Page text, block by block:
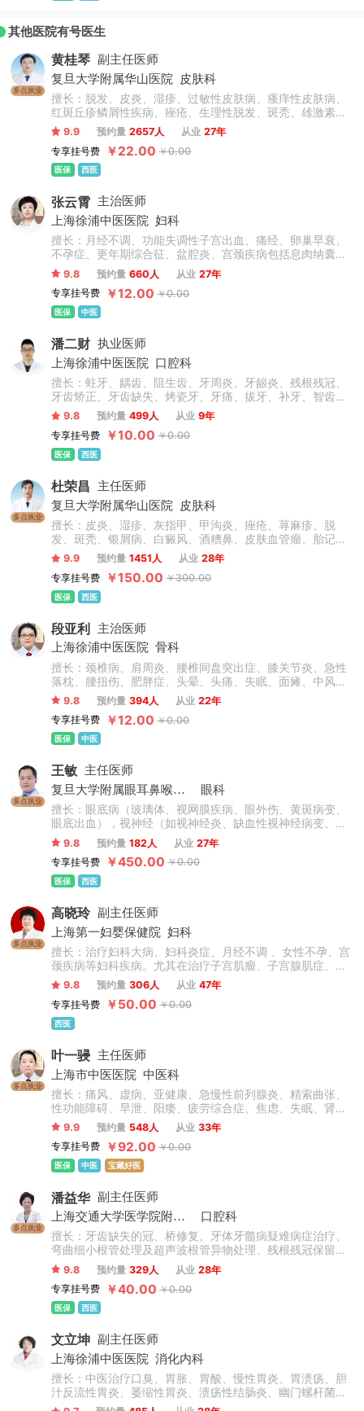
其他医院有号医生
多点执业
黄桂琴 副主任医师
复旦大学附属华山医院
皮肤科
擅长：脱发、皮炎、湿疹、过敏性皮肤病、瘙痒性皮肤病、
红斑丘疹鳞屑性疾病、痤疮、生理性脱发、斑秃、雄激素性
脱发、荨麻疹、过敏性湿疹、银屑病、寻常痤疮、溢脂性皮
炎、鱼鳞病、皮肤囊肿、疣、真菌性皮肤病、物理性皮肤
病、动物性皮肤病。
9.9 预约量 2657人 从业 27年
专享挂号费
￥22.00 ￥0.00
医保 西医
张云霄 主治医师
上海徐浦中医医院 妇科
擅长：月经不调、功能失调性子宫出血、痛经、卵巢早衰、
不孕症、更年期综合征、盆腔炎、宫颈疾病包括息肉纳囊病
毒感染等、卵巢囊肿、子宫肌瘤、乳腺增生、情志抑郁焦虑
失眠调理、内分泌失调、肥胖症、外阴炎、外阴白斑、阴道
炎、阴道菌群失调。
9.8 预约量 660人 从业 27年
专享挂号费
￥12.00 ￥0.00
医保 中医
潘二财 执业医师
上海徐浦中医医院
口腔科
擅长：蛀牙、龋齿、阻生齿、牙周炎、牙龈炎、残根残冠、
牙齿矫正、牙齿缺失、烤瓷牙、牙痛、拔牙、补牙、智齿、
根管治疗等，此外对于前牙美容修复、牙齿缺失的冠(桥)修
复、以及咬合重建的复杂义齿修复、全口义齿修复、直丝弓
矫正、自锁矫正、隐形矫正、牙齿美容、牙齿修复、烤瓷
牙、美白贴面等技术操作熟练，临床经验丰富。
9.8 预约量 499人 从业 9年
专享挂号费
￥10.00 ￥0.00
医保 西医
多点执业
杜荣昌 主任医师
复旦大学附属华山医院
皮肤科
擅长：皮炎、湿疹、灰指甲、甲沟炎、痤疮、荨麻疹、脱
发、斑秃、银屑病、白癜风、酒糟鼻、皮肤血管瘤、胎记、
瘢痕疙瘩、结节性痒疹、激素脸、血管痣、太田痣、汗疱
疹、老年性白斑、职业病皮肤病、化妆品不良反应等常见皮
肤病和疑难疾病，在皮肤病治疗领域有很深的造诣。
9.9 预约量 1451人 从业 28年
专享挂号费
￥150.00 ￥300.00
医保 西医
段亚利 主治医师
上海徐浦中医医院 骨科
擅长：颈椎病、肩周炎、腰椎间盘突出症、膝关节炎、急性
落枕、腰扭伤、肥胖症、头晕、头痛、失眠、面瘫、中风偏
瘫后遗症、脊柱侧弯、高低肩、长短腿、骨盆倾斜、上下交
叉综合症、强直性脊柱炎、颈肩腰腿疼痛类疾病及脊柱健康
管理等相关疾病。
9.8 预约量 394人 从业 22年
专享挂号费
￥12.00 ￥0.00
医保 中医
多点执业
王敏 主任医师
复旦大学附属眼耳鼻喉科医院
眼科
擅长：眼底病（玻璃体、视网膜疾病、眼外伤、黄斑病变、
眼底出血），视神经（如视神经炎、缺血性视神经病变、视
神经脊髓炎、Leber遗传性视神经病变、瞳孔异常）。
9.8 预约量 182人 从业 27年
专享挂号费
￥450.00 ￥0.00
医保 西医
多点执业
高晓玲 副主任医师
上海第一妇婴保健院 妇科
擅长：治疗妇科大病、妇科炎症、月经不调 、女性不孕、宫
颈疾病等妇科疾病。尤其在治疗子宫肌瘤、子宫腺肌症、子
宫内膜异位症等方面拥有丰富的临床诊疗经验和见解。
9.8 预约量 306人 从业 47年
专享挂号费
￥50.00 ￥0.00
西医
多点执业
叶一骎 主任医师
上海市中医医院 中医科
擅长：痛风、虚病、亚健康、急慢性前列腺炎、精索曲张、
性功能障碍、早泄、阳痿、疲劳综合症、焦虑、失眠、肾病
综合征、肾虚、植物神经功能紊乱、不育症、性淡漠、前列
腺肥大、老年性疾病、高血脂、健忘等疾病。
9.9 预约量 548人 从业 33年
专享挂号费
￥92.00 ￥0.00
医保 中医 宝藏好医
多点执业
潘益华 副主任医师
上海交通大学医学院附属第九人民医院
口腔科
擅长：牙齿缺失的冠、桥修复。牙体牙髓病疑难病症治疗、
弯曲细小根管处理及超声波根管异物处理、残根残冠保留，
及前牙的美容修复等口腔综合治疗。
9.8 预约量 329人 从业 28年
专享挂号费
￥40.00 ￥0.00
医保 西医
文立坤 副主任医师
上海徐浦中医医院 消化内科
擅长：中医治疗口臭、胃胀、胃酸、慢性胃炎、胃溃疡、胆
汁反流性胃炎、萎缩性胃炎、溃疡性结肠炎、幽门螺杆菌等
各种消化系统难治之症。尤其擅长消化道息肉、胃及十二指